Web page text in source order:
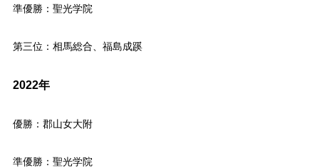
準優勝：聖光学院
第三位：相馬総合、福島成蹊
2022年
優勝：郡山女大附
準優勝：聖光学院